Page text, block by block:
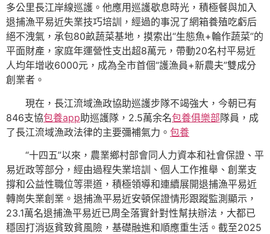
多公里長江岸線巡護。他應用巡護歇息時光，積極餐與加入
退捕漁平易近失業技巧培訓，經過的事況了網箱養殖吃虧后
絕不洩氣，承包80畝蔬菜基地，摸索出“生態魚+輪作蔬菜”的
平面財產，家庭年運營性支出超8萬元，帶動20名村平易近
人均年增收6000元，成為全市首個“護漁員+新農夫”雙成分
創業者。
現在，長江流域漁政協助巡護步隊不竭強大，今朝已有
846支協包養app助巡護隊，2.5萬余名包養俱樂部隊員，成
了長江流域漁政法律的主要彌補氣力。 包養
“十四五”以來，農業鄉村部會同人力資本和社會保證、平
易近政等部分，經由過程失業培訓、個人工作推舉、創業支
撐和公益性職位等渠道，積極領導和連續展開退捕漁平易近
轉崗失業創業。退捕漁平易近安頓保證情形跟蹤監測顯示，
23.1萬名退捕漁平易近已周全落實針對性幫扶辦法，大都已
穩固打消返貧致貧風險，基礎融進和順應重生活。截至2025